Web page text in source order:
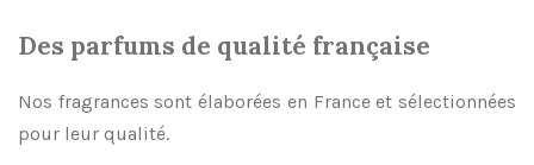
Des parfums de qualité française
Nos fragrances sont élaborées en France et sélectionnées
pour leur qualité.